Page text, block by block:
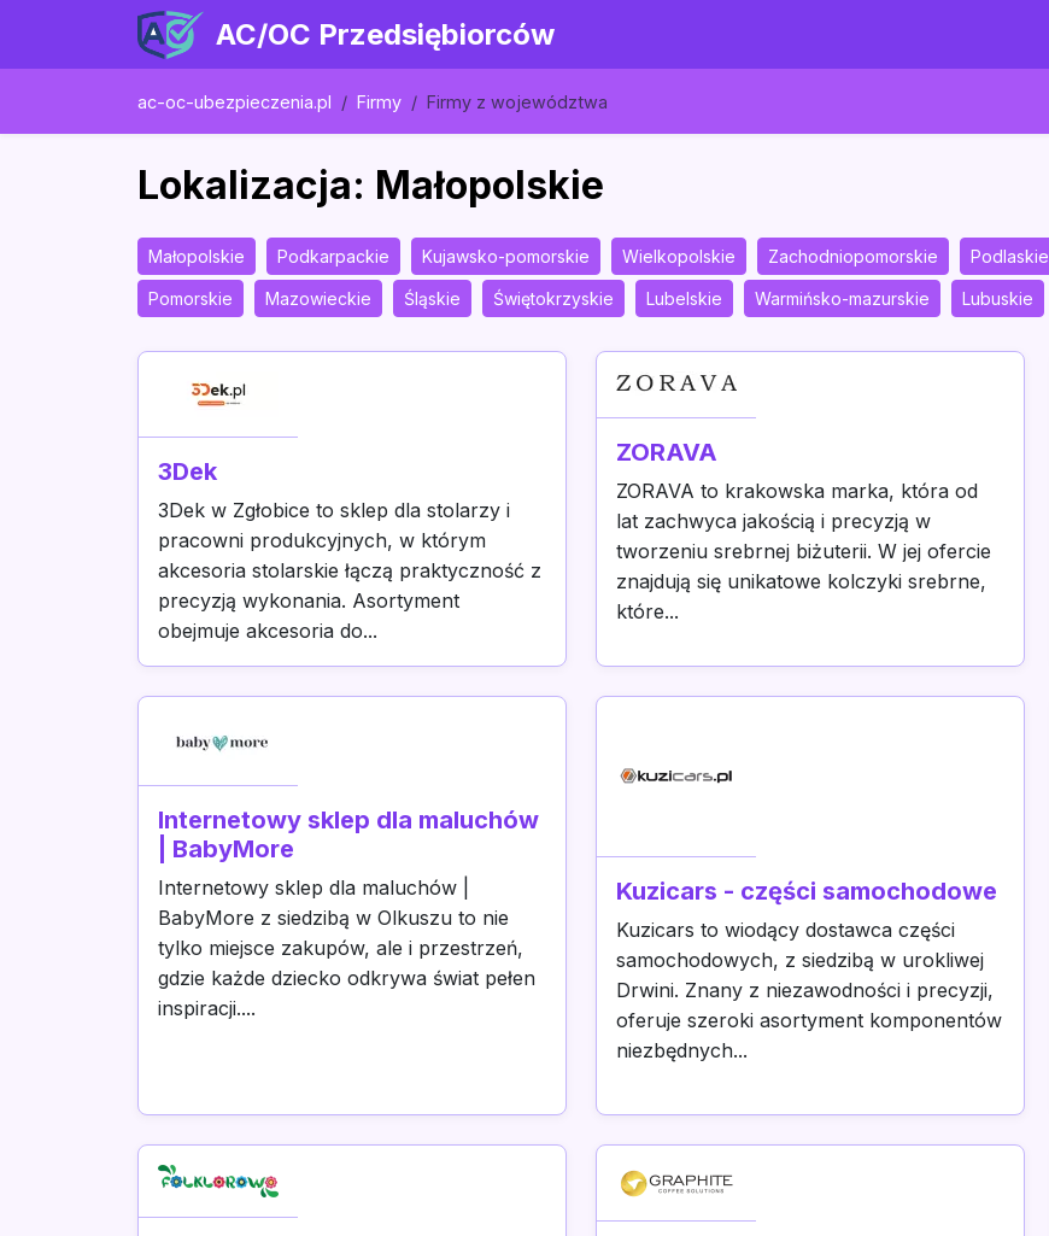
AC/OC Przedsiębiorców
ac-oc-ubezpieczenia.pl Firmy Firmy z województwa
Lokalizacja: Małopolskie
Małopolskie Podkarpackie Kujawsko-pomorskie Wielkopolskie Zachodniopomorskie Podlaskie
Pomorskie Mazowieckie Śląskie Świętokrzyskie Lubelskie Warmińsko-mazurskie Lubuskie
3Dek
3Dek w Zgłobice to sklep dla stolarzy i
pracowni produkcyjnych, w którym
akcesoria stolarskie łączą praktyczność z
precyzją wykonania. Asortyment
obejmuje akcesoria do...
ZORAVA
ZORAVA to krakowska marka, która od
lat zachwyca jakością i precyzją w
tworzeniu srebrnej biżuterii. W jej ofercie
znajdują się unikatowe kolczyki srebrne,
które...
Internetowy sklep dla maluchów
| BabyMore
Internetowy sklep dla maluchów |
BabyMore z siedzibą w Olkuszu to nie
tylko miejsce zakupów, ale i przestrzeń,
gdzie każde dziecko odkrywa świat pełen
inspiracji....
Kuzicars - części samochodowe
Kuzicars to wiodący dostawca części
samochodowych, z siedzibą w urokliwej
Drwini. Znany z niezawodności i precyzji,
oferuje szeroki asortyment komponentów
niezbędnych...